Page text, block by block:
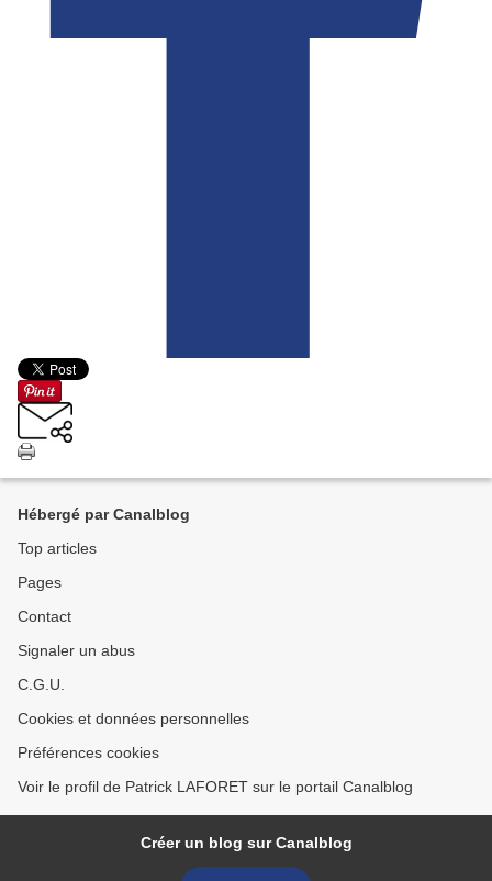
Hébergé par Canalblog
Top articles
Pages
Contact
Signaler un abus
C.G.U.
Cookies et données personnelles
Préférences cookies
Voir le profil de Patrick LAFORET sur le portail Canalblog
Créer un blog sur Canalblog